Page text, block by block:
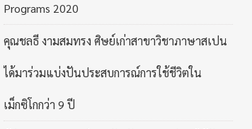
Programs 2020
คุณชลธี งามสมทรง ศิษย์เก่าสาขาวิชาภาษาสเปน
ได้มาร่วมแบ่งปันประสบการณ์การใช้ชีวิตใน
เม็กซิโกกว่า 9 ปี